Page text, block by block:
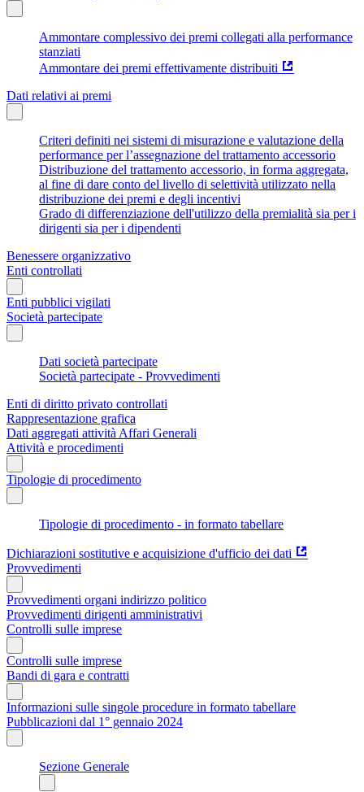
Ammontare complessivo dei premi collegati alla performance
stanziati
Ammontare dei premi effettivamente distribuiti
Dati relativi ai premi
Criteri definiti nei sistemi di misurazione e valutazione della
performance per l’assegnazione del trattamento accessorio
Distribuzione del trattamento accessorio, in forma aggregata,
al fine di dare conto del livello di selettività utilizzato nella
distribuzione dei premi e degli incentivi
Grado di differenziazione dell'utilizzo della premialità sia per i
dirigenti sia per i dipendenti
Benessere organizzativo
Enti controllati
Enti pubblici vigilati
Società partecipate
Dati società partecipate
Società partecipate - Provvedimenti
Enti di diritto privato controllati
Rappresentazione grafica
Dati aggregati attività Affari Generali
Attività e procedimenti
Tipologie di procedimento
Tipologie di procedimento - in formato tabellare
Dichiarazioni sostitutive e acquisizione d'ufficio dei dati
Provvedimenti
Provvedimenti organi indirizzo politico
Provvedimenti dirigenti amministrativi
Controlli sulle imprese
Controlli sulle imprese
Bandi di gara e contratti
Informazioni sulle singole procedure in formato tabellare
Pubblicazioni dal 1° gennaio 2024
Sezione Generale